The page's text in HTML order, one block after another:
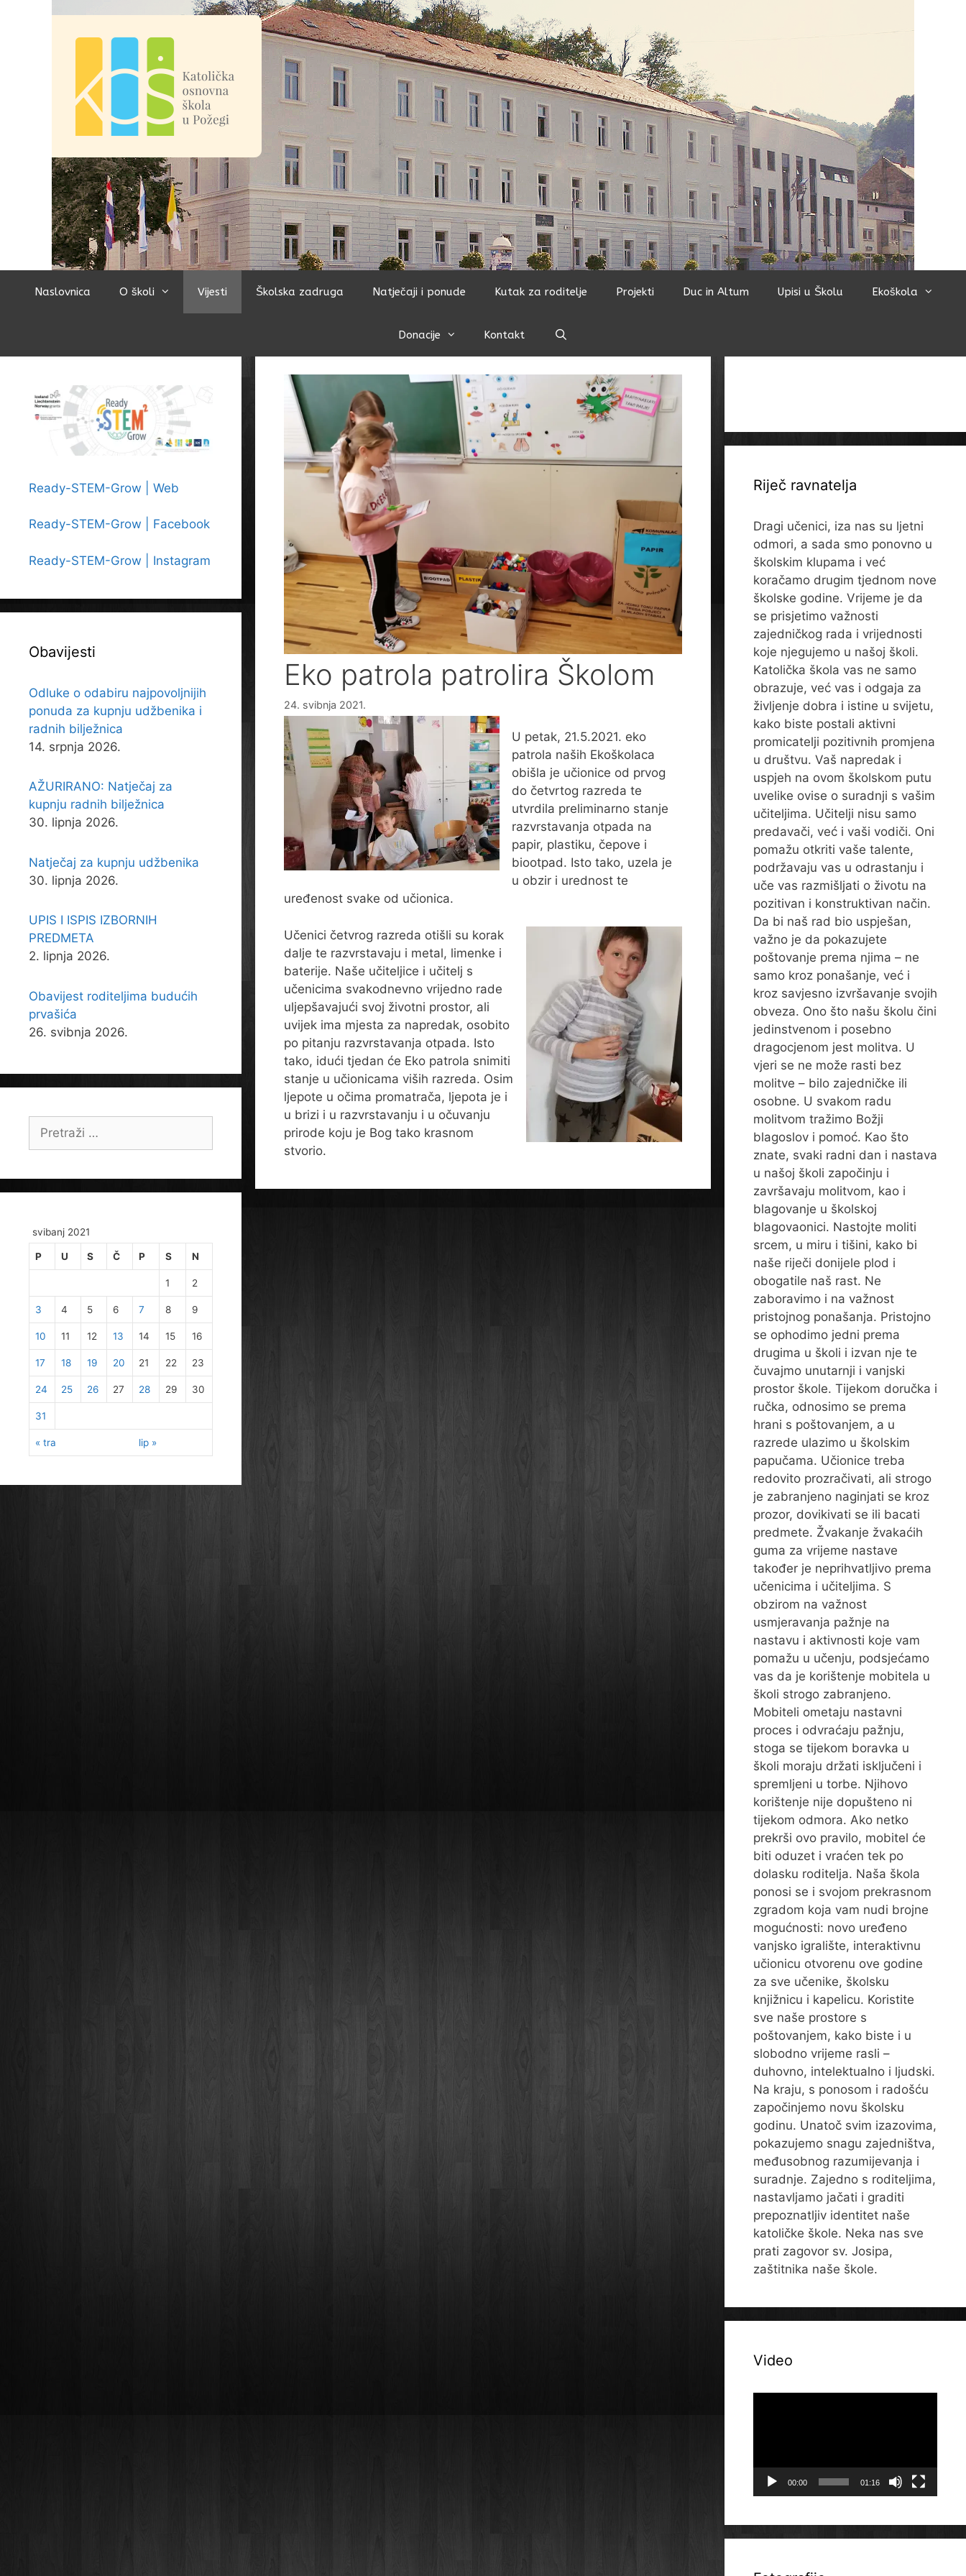
Naslovnica O školi Vijesti Školska zadruga Natječaji i ponude Kutak za roditelje Projekti Duc in Altum Upisi u Školu Ekoškola
Donacije Kontakt
Eko patrola patrolira Školom
24. svibnja 2021.
U petak, 21.5.2021. eko
patrola naših Ekoškolaca
obišla je učionice od prvog
do četvrtog razreda te
utvrdila preliminarno stanje
razvrstavanja otpada na
papir, plastiku, čepove i
biootpad. Isto tako, uzela je
u obzir i urednost te
uređenost svake od učionica.
Učenici četvrog razreda otišli su korak
dalje te razvrstavaju i metal, limenke i
baterije. Naše učiteljice i učitelj s
učenicima svakodnevno vrijedno rade
uljepšavajući svoj životni prostor, ali
uvijek ima mjesta za napredak, osobito
po pitanju razvrstavanja otpada. Isto
tako, idući tjedan će Eko patrola snimiti
stanje u učionicama viših razreda. Osim
ljepote u očima promatrača, ljepota je i
u brizi i u razvrstavanju i u očuvanju
prirode koju je Bog tako krasnom
stvorio.
Ready-STEM-Grow | Web
Ready-STEM-Grow | Facebook
Ready-STEM-Grow | Instagram
Obavijesti
Odluke o odabiru najpovoljnijih
ponuda za kupnju udžbenika i
radnih bilježnica
14. srpnja 2026.
AŽURIRANO: Natječaj za
kupnju radnih bilježnica
30. lipnja 2026.
Natječaj za kupnju udžbenika
30. lipnja 2026.
UPIS I ISPIS IZBORNIH
PREDMETA
2. lipnja 2026.
Obavijest roditeljima budućih
prvašića
26. svibnja 2026.
svibanj 2021
P U S Č P S N
« tra lip »
1 2
3 4 5 6 7 8 9
10 11 12 13 14 15 16
17 18 19 20 21 22 23
24 25 26 27 28 29 30
31
Riječ ravnatelja
Dragi učenici, iza nas su ljetni
odmori, a sada smo ponovno u
školskim klupama i već
koračamo drugim tjednom nove
školske godine. Vrijeme je da
se prisjetimo važnosti
zajedničkog rada i vrijednosti
koje njegujemo u našoj školi.
Katolička škola vas ne samo
obrazuje, već vas i odgaja za
življenje dobra i istine u svijetu,
kako biste postali aktivni
promicatelji pozitivnih promjena
u društvu. Vaš napredak i
uspjeh na ovom školskom putu
uvelike ovise o suradnji s vašim
učiteljima. Učitelji nisu samo
predavači, već i vaši vodiči. Oni
pomažu otkriti vaše talente,
podržavaju vas u odrastanju i
uče vas razmišljati o životu na
pozitivan i konstruktivan način.
Da bi naš rad bio uspješan,
važno je da pokazujete
poštovanje prema njima – ne
samo kroz ponašanje, već i
kroz savjesno izvršavanje svojih
obveza. Ono što našu školu čini
jedinstvenom i posebno
dragocjenom jest molitva. U
vjeri se ne može rasti bez
molitve – bilo zajedničke ili
osobne. U svakom radu
molitvom tražimo Božji
blagoslov i pomoć. Kao što
znate, svaki radni dan i nastava
u našoj školi započinju i
završavaju molitvom, kao i
blagovanje u školskoj
blagovaonici. Nastojte moliti
srcem, u miru i tišini, kako bi
naše riječi donijele plod i
obogatile naš rast. Ne
zaboravimo i na važnost
pristojnog ponašanja. Pristojno
se ophodimo jedni prema
drugima u školi i izvan nje te
čuvajmo unutarnji i vanjski
prostor škole. Tijekom doručka i
ručka, odnosimo se prema
hrani s poštovanjem, a u
razrede ulazimo u školskim
papučama. Učionice treba
redovito prozračivati, ali strogo
je zabranjeno naginjati se kroz
prozor, dovikivati se ili bacati
predmete. Žvakanje žvakaćih
guma za vrijeme nastave
također je neprihvatljivo prema
učenicima i učiteljima. S
obzirom na važnost
usmjeravanja pažnje na
nastavu i aktivnosti koje vam
pomažu u učenju, podsjećamo
vas da je korištenje mobitela u
školi strogo zabranjeno.
Mobiteli ometaju nastavni
proces i odvraćaju pažnju,
stoga se tijekom boravka u
školi moraju držati isključeni i
spremljeni u torbe. Njihovo
korištenje nije dopušteno ni
tijekom odmora. Ako netko
prekrši ovo pravilo, mobitel će
biti oduzet i vraćen tek po
dolasku roditelja. Naša škola
ponosi se i svojom prekrasnom
zgradom koja vam nudi brojne
mogućnosti: novo uređeno
vanjsko igralište, interaktivnu
učionicu otvorenu ove godine
za sve učenike, školsku
knjižnicu i kapelicu. Koristite
sve naše prostore s
poštovanjem, kako biste i u
slobodno vrijeme rasli –
duhovno, intelektualno i ljudski.
Na kraju, s ponosom i radošću
započinjemo novu školsku
godinu. Unatoč svim izazovima,
pokazujemo snagu zajedništva,
međusobnog razumijevanja i
suradnje. Zajedno s roditeljima,
nastavljamo jačati i graditi
prepoznatljiv identitet naše
katoličke škole. Neka nas sve
prati zagovor sv. Josipa,
zaštitnika naše škole.
Video
00:00 01:16